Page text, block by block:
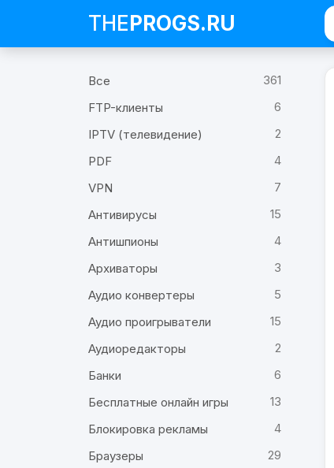
THEPROGS.RU
Все
361
FTP-клиенты
6
IPTV (телевидение)
2
PDF
4
VPN
7
Антивирусы
15
Антишпионы
4
Архиваторы
3
Аудио конвертеры
5
Аудио проигрыватели
15
Аудиоредакторы
2
Банки
6
Бесплатные онлайн игры
13
Блокировка рекламы
4
Браузеры
29